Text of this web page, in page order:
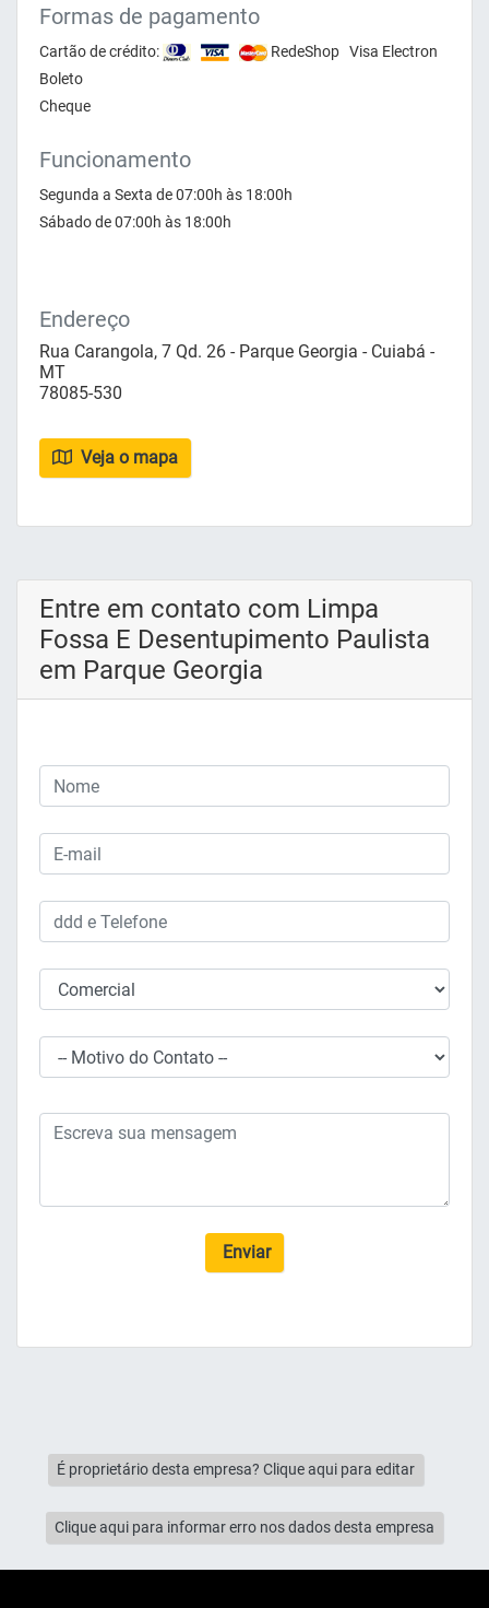
Formas de pagamento
Cartão de crédito:
RedeShop Visa Electron
Boleto
Cheque
Funcionamento
Segunda a Sexta de 07:00h às 18:00h
Sábado de 07:00h às 18:00h
Endereço
Rua Carangola, 7 Qd. 26 - Parque Georgia - Cuiabá -
MT
78085-530
Veja o mapa
Entre em contato com Limpa
Fossa E Desentupimento Paulista
em Parque Georgia
Enviar
É proprietário desta empresa? Clique aqui para editar
Clique aqui para informar erro nos dados desta empresa